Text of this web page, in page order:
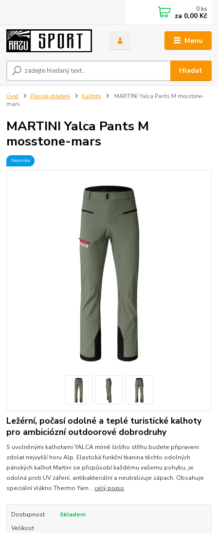
Menu
Hledat
0 ks
za 0,00 Kč
Úvod Pánské oblečení Kalhoty
MARTINI Yalca Pants M mosstone-
mars
MARTINI Yalca Pants M
mosstone-mars
Novinka
Ležérní, počasí odolné a teplé turistické kalhoty
pro ambiciózní outdoorové dobrodruhy
S uvolněnými kalhotami YALCA mírně širšího střihu budete připraveni
zdolat nejvyšší horu Alp. Elastická funkční tkanina těchto odolných
pánských kalhot Martini se přizpůsobí každému vašemu pohybu, je
odolná proti UV záření, antibakteriální a neutralizuje zápach. Obsahuje
speciální vlákno Thermo Yarn... celý popis
Dostupnost
Skladem
Velikost